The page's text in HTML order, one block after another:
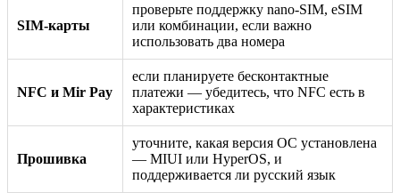
SIM-карты
проверьте поддержку nano-SIM, eSIM
или комбинации, если важно
использовать два номера
NFC и Mir Pay
если планируете бесконтактные
платежи — убедитесь, что NFC есть в
характеристиках
Прошивка
уточните, какая версия ОС установлена
— MIUI или HyperOS, и
поддерживается ли русский язык